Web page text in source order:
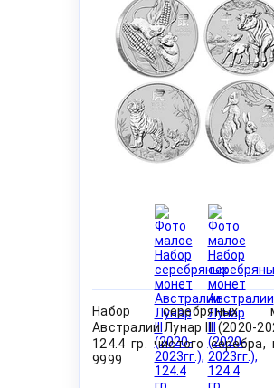
Набор серебряных
Австралии Лунар III (2020-
124.4 гр. чистого серебра,
9999